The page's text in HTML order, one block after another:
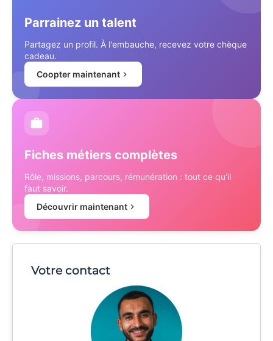
Parrainez un talent
Partagez un profil. À l'embauche, recevez votre chèque
cadeau.
Coopter maintenant
Fiches métiers complètes
Rôle, missions, parcours, rémunération : tout ce qu'il
faut savoir.
Découvrir maintenant
Votre contact